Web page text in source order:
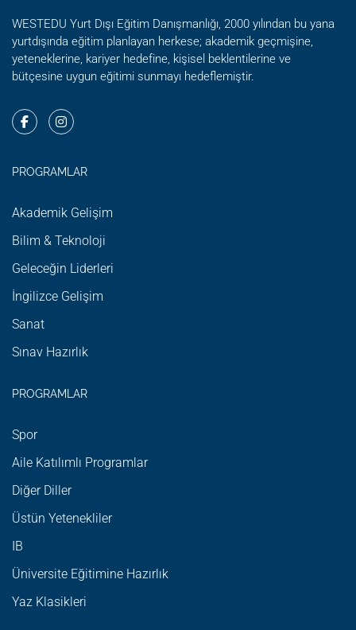
WESTEDU Yurt Dışı Eğitim Danışmanlığı, 2000 yılından bu yana
yurtdışında eğitim planlayan herkese; akademik geçmişine,
yeteneklerine, kariyer hedefine, kişisel beklentilerine ve
bütçesine uygun eğitimi sunmayı hedeflemiştir.
PROGRAMLAR
Akademik Gelişim
Bilim & Teknoloji
Geleceğin Liderleri
İngilizce Gelişim
Sanat
Sınav Hazırlık
PROGRAMLAR
Spor
Aile Katılımlı Programlar
Diğer Diller
Üstün Yetenekliler
IB
Üniversite Eğitimine Hazırlık
Yaz Klasikleri